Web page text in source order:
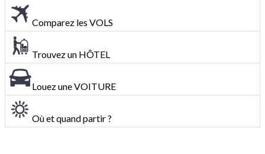
Comparez les VOLS
Trouvez un HÔTEL
Louez une VOITURE
Où et quand partir ?